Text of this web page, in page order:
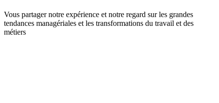
Vous partager notre expérience et notre regard sur les grandes
tendances managériales et les transformations du travail et des
métiers